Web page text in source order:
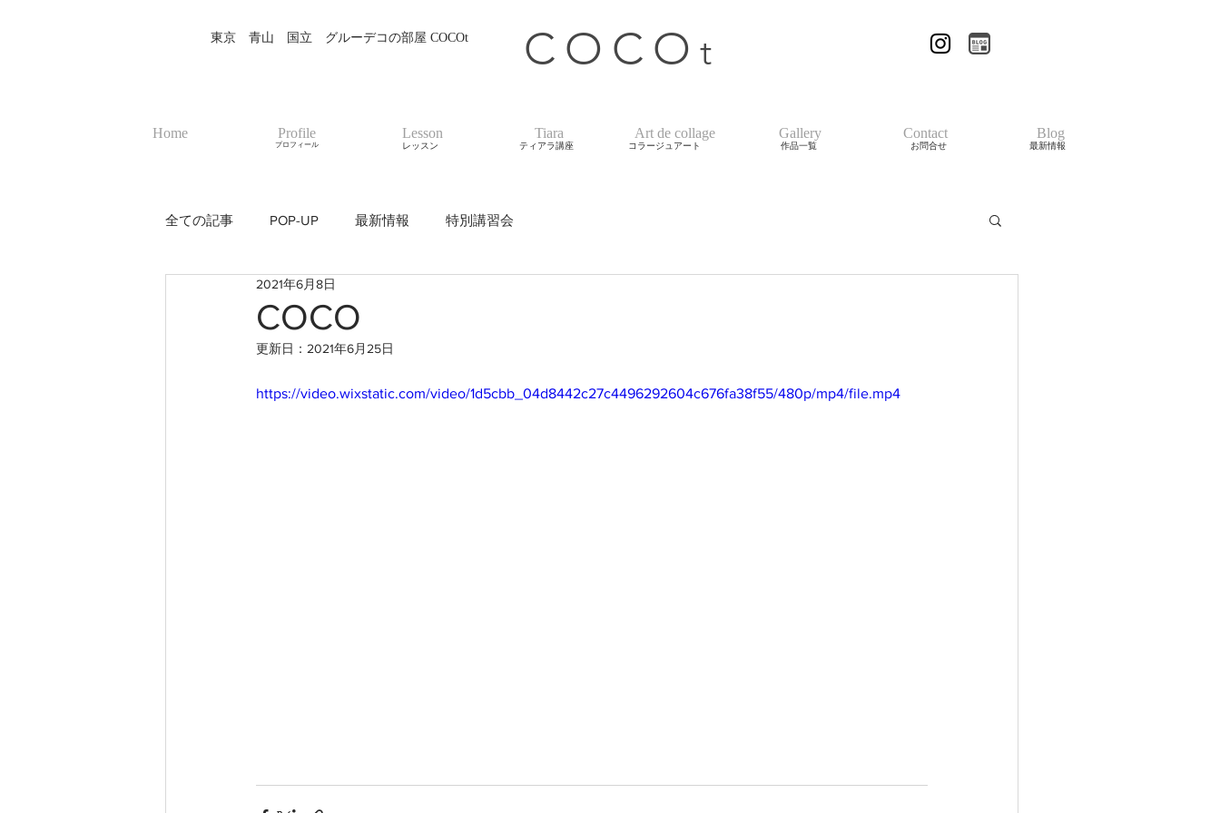
東京 青山 国立 グルーデコの部屋 COCOt COCO t
Home Profile Lesson Tiara Art de collage Gallery Contact Blog
プロフィール レッスン 作品一覧 お問合せ 最新情報
ティアラ講座 コラージュアート
全ての記事 POP-UP 最新情報 特別講習会
COCO
2021年6月8日
更新日： 2021年6月25日
https://video.wixstatic.com/video/1d5cbb_04d8442c27c4496292604c676fa38f55/480p/mp4/file.mp4